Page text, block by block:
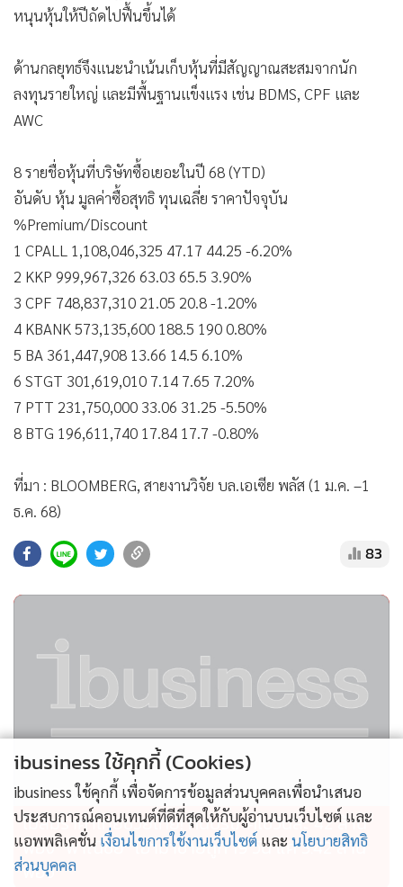
หนุนหุ้นให้ปีถัดไปฟื้นขึ้นได้
ด้านกลยุทธ์จึงแนะนำเน้นเก็บหุ้นที่มีสัญญาณสะสมจากนัก
ลงทุนรายใหญ่ และมีพื้นฐานแข็งแรง เช่น BDMS, CPF และ
AWC
8 รายชื่อหุ้นที่บริษัทซื้อเยอะในปี 68 (YTD)
อันดับ หุ้น มูลค่าซื้อสุทธิ ทุนเฉลี่ย ราคาปัจจุบัน
%Premium/Discount
1 CPALL 1,108,046,325 47.17 44.25 -6.20%
2 KKP 999,967,326 63.03 65.5 3.90%
3 CPF 748,837,310 21.05 20.8 -1.20%
4 KBANK 573,135,600 188.5 190 0.80%
5 BA 361,447,908 13.66 14.5 6.10%
6 STGT 301,619,010 7.14 7.65 7.20%
7 PTT 231,750,000 33.06 31.25 -5.50%
8 BTG 196,611,740 17.84 17.7 -0.80%
ที่มา : BLOOMBERG, สายงานวิจัย บล.เอเซีย พลัส (1 ม.ค. –1
ธ.ค. 68)
83
ไม่สมราคาไทยช่วยไทย! คนบริโภคไข่วันละ 42 ล้าน
ฟอง “พาณิชย์” เอามาขายถูก 19 วัน แค่ 3.42 ล้าน
ฟอง
ibusiness ใช้คุกกี้ (Cookies)
ibusiness ใช้คุกกี้ เพื่อจัดการข้อมูลส่วนบุคคลเพื่อนำเสนอ
ประสบการณ์คอนเทนต์ที่ดีที่สุดให้กับผู้อ่านบนเว็บไซต์ และ
แอพพลิเคชั่น เงื่อนไขการใช้งานเว็บไซต์ และ นโยบายสิทธิ
ส่วนบุคคล